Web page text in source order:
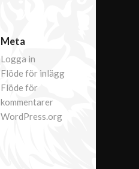
Meta
Logga in
Flöde för inlägg
Flöde för
kommentarer
WordPress.org